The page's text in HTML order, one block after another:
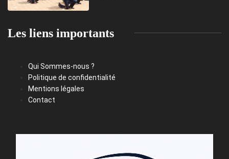
Les liens importants
Qui Sommes-nous ?
Politique de confidentialité
Mentions légales
Contact